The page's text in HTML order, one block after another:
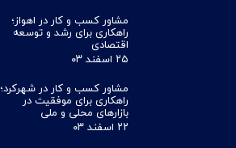
مشاور کسب و کار در اهواز؛
راهکاری برای رشد و توسعه
اقتصادی
۲۵ اسفند ۰۳
مشاور کسب و کار در شهرکرد؛
راهکاری برای موفقیت در
بازارهای محلی و ملی
۲۲ اسفند ۰۳